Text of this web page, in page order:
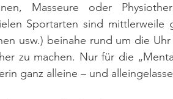
Masseure oder
Sportarten sind mittlerweile
usw.) beinahe rund um die
zu machen. Nur für die
ganz alleine – und